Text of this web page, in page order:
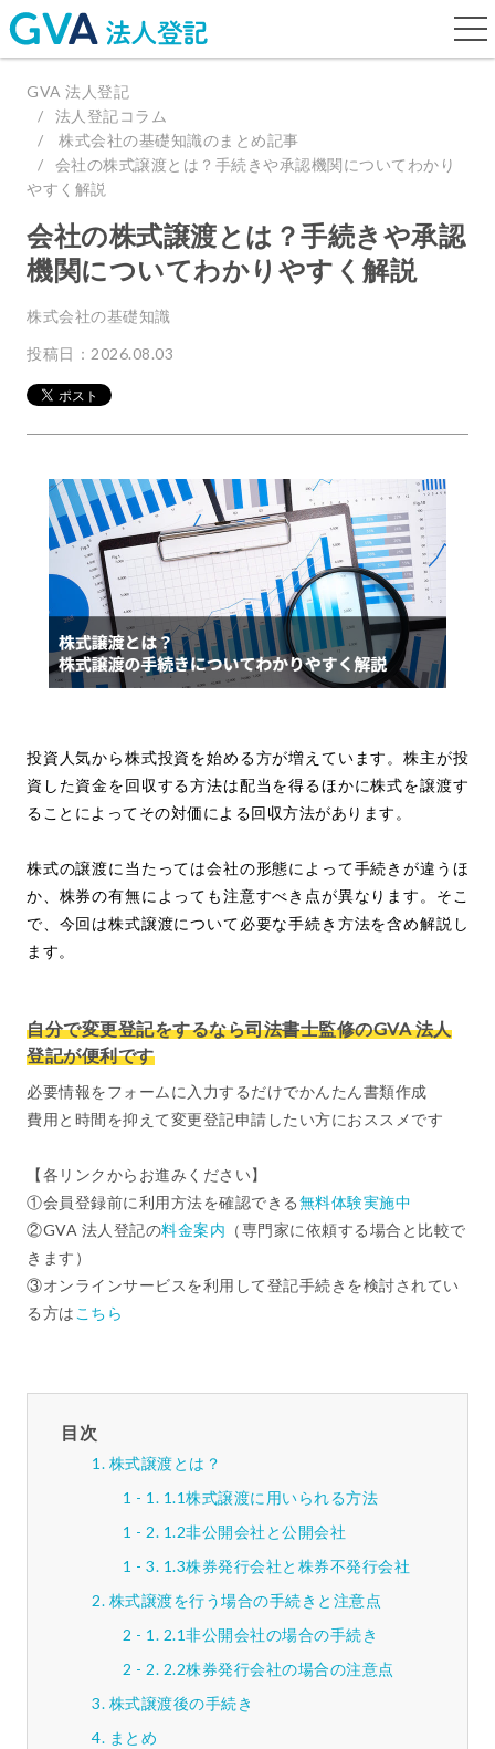
GVA 法人登記
法人登記コラム
株式会社の基礎知識のまとめ記事
会社の株式譲渡とは？手続きや承認機関についてわかり
やすく解説
会社の株式譲渡とは？手続きや承認
機関についてわかりやすく解説
株式会社の基礎知識
投稿日：2026.08.03
投資人気から株式投資を始める方が増えています。株主が投
資した資金を回収する方法は配当を得るほかに株式を譲渡す
ることによってその対価による回収方法があります。
株式の譲渡に当たっては会社の形態によって手続きが違うほ
か、株券の有無によっても注意すべき点が異なります。そこ
で、今回は株式譲渡について必要な手続き方法を含め解説し
ます。
自分で変更登記をするなら司法書士監修のGVA 法人
登記が便利です
必要情報をフォームに入力するだけでかんたん書類作成
費用と時間を抑えて変更登記申請したい方におススメです
【各リンクからお進みください】
①会員登録前に利用方法を確認できる無料体験実施中
②GVA 法人登記の料金案内 （専門家に依頼する場合と比較で
きます）
③オンラインサービスを利用して登記手続きを検討されてい
る方は こちら
目次
株式譲渡とは？
1.1株式譲渡に用いられる方法
1.2非公開会社と公開会社
1.3株券発行会社と株券不発行会社
株式譲渡を行う場合の手続きと注意点
2.1非公開会社の場合の手続き
2.2株券発行会社の場合の注意点
株式譲渡後の手続き
まとめ